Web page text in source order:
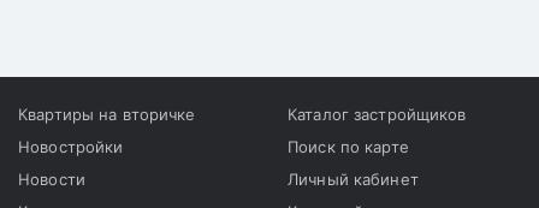
Квартиры на вторичке
Новостройки
Новости
Каталог застройщиков
Поиск по карте
Личный кабинет